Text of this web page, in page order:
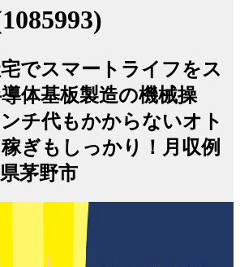
でスマートライフをス
体基板製造の機械操
チ代もかからないオト
ぎもしっかり！月収例
茅野市